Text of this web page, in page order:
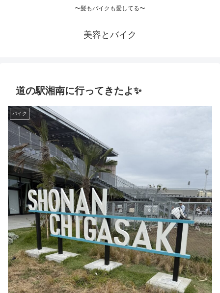
〜髪もバイクも愛してる〜
美容とバイク
道の駅湘南に行ってきたよ✨
バイク